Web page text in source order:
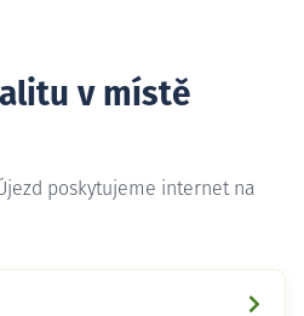
v místě
poskytujeme internet na